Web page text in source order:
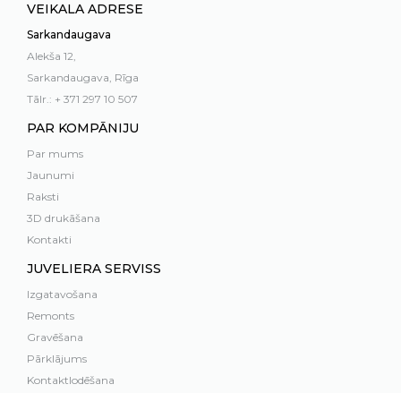
VEIKALA ADRESE
Sarkandaugava
Alekša 12,
Sarkandaugava, Rīga
Tālr.: + 371 297 10 507
PAR KOMPĀNIJU
Par mums
Jaunumi
Raksti
3D drukāšana
Kontakti
JUVELIERA SERVISS
Izgatavošana
Remonts
Gravēšana
Pārklājums
Kontaktlodēšana